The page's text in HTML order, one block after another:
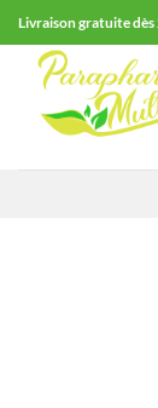
Passer
au
contenu
Livraison gratuite